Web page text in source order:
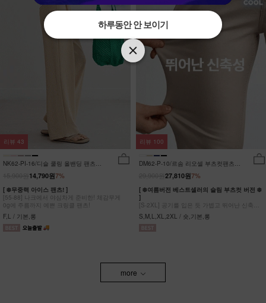
NK62-PI-16/디슬 쿨링 올밴딩 팬츠
7%
14,790원
[ ❄️무중력 아이스 팬츠! ]
[55-88] 나크에서 야심차게 준비한! 체감무게
0g에 주름까지 예쁜 크링클 팬츠!
F,L / 기본,롱
리뷰 43
DM62-P-10/르솜 리오셀 부츠컷팬츠
7%
27,810원
[ ❄️여름버전 베스트셀러의 슬림 부츠컷 버전 ❄️
]
[S-2XL] 공기를 입은 듯 가볍고 뛰어난 신축성
원단에 슬림함을 더한 부츠컷 팬츠!
S,M,L,XL,2XL / 숏,기본,롱
리뷰 100
more
하루동안 안 보이기
하루동안 안 보이기